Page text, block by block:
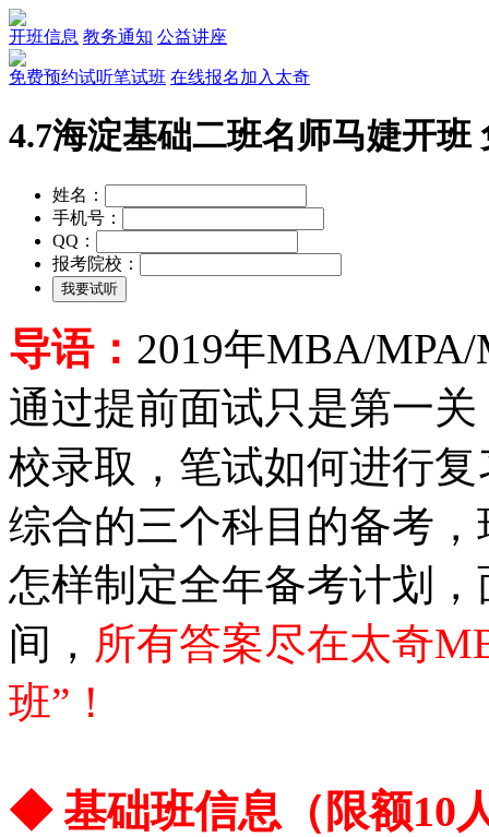
开班信息 教务通知 公益讲座
免费预约试听笔试班 在线报名加入太奇
4.7海淀基础二班名师马婕开班
姓名：
手机号：
QQ：
报考院校：
导语： 2019年MBA/
通过提前面试只是第一
校录取，笔试如何进行
综合的三个科目的备考
怎样制定全年备考计划
间， 所有答案尽在太奇
班”！
◆ 基础班信息（限额10